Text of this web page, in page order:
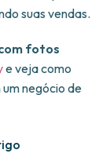
suas vendas.
fotos
e veja como
negócio de